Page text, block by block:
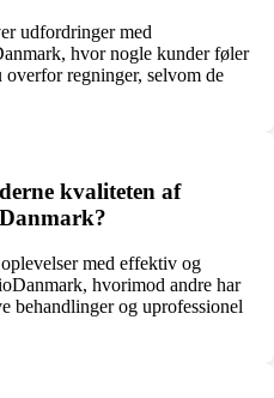
udfordringer med
hvor nogle kunder føler
regninger, selvom de
kvaliteten af
med effektiv og
hvorimod andre har
behandlinger og uprofessionel